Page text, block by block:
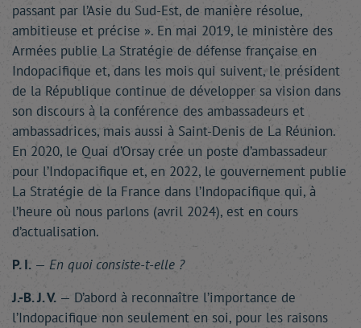
passant par l’Asie du Sud-Est, de manière résolue,
ambitieuse et précise ». En mai 2019, le ministère des
Armées publie La Stratégie de défense française en
Indopacifique et, dans les mois qui suivent, le président
de la République continue de développer sa vision dans
son discours à la conférence des ambassadeurs et
ambassadrices, mais aussi à Saint-Denis de La Réunion.
En 2020, le Quai d’Orsay crée un poste d’ambassadeur
pour l’Indopacifique et, en 2022, le gouvernement publie
La Stratégie de la France dans l’Indopacifique qui, à
l’heure où nous parlons (avril 2024), est en cours
d’actualisation.
P. I. — En quoi consiste-t-elle ?
J.-B. J. V. — D’abord à reconnaître l’importance de
l’Indopacifique non seulement en soi, pour les raisons